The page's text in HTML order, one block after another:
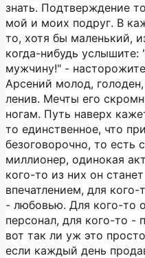
знать. Подтверждение
мой и моих подруг. В
то, хотя бы маленький,
когда-нибудь услышите:
мужчину!" -
Арсений молод,
ленив. Мечты его
ногам. Путь наверх
то единственное, что
безоговорочно, то есть
миллионер, одинокая
кого-то из них он
впечатлением, для
- любовью. Для кого-то
персонал, для кого-то -
вот так ли уж это
если каждый день